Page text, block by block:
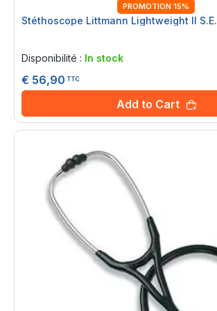
PROMOTION 15%
Stéthoscope Littmann Lightweight II S.E.
Disponibilité : In stock
€ 56,90 TTC
Add to Cart